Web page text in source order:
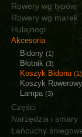
Rowery wg typów
Rowery wg marek
Hulajnogi
Akcesoria
Bidony (1)
Błotnik (3)
Koszyk Bidonu (1)
Koszyk Rowerowy
Lampa (3)
Części
Narzędzia i smary
Łańcuchy